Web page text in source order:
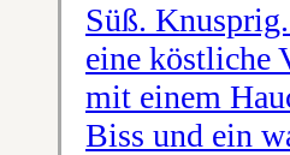
Süß.
eine köstliche
mit einem
Biss und ein